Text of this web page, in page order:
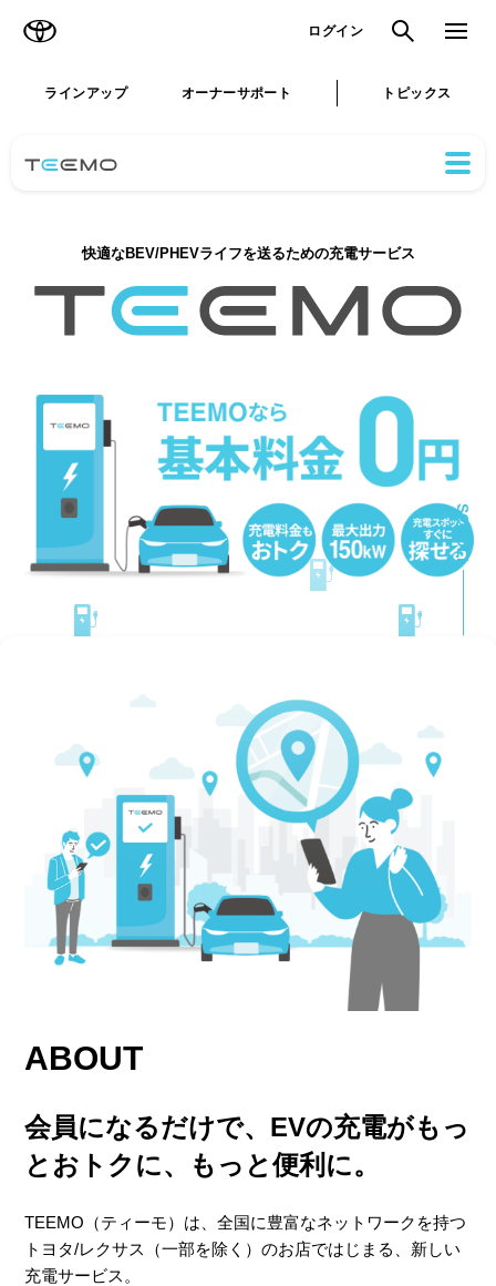
ログイン 検索 メニュ
ラインアップ オーナーサポート トピックス
快適なBEV/PHEVライフを送るための充電サービス
SCROLL
ABOUT
会員になるだけで、EVの充電がもっ
とおトクに、もっと便利に。
TEEMO（ティーモ）は、全国に豊富なネットワークを持つ
トヨタ/レクサス（一部を除く）のお店ではじまる、新しい
充電サービス。